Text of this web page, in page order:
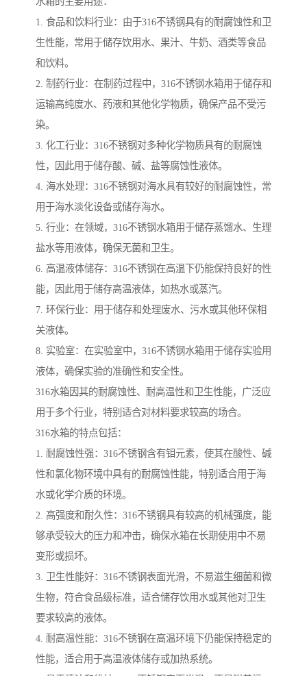
1. 食品和饮料行业：由于316不锈钢具有的耐腐蚀性和卫
生性能，常用于储存饮用水、果汁、牛奶、酒类等食品
和饮料。
2. 制药行业：在制药过程中，316不锈钢水箱用于储存和
运输高纯度水、药液和其他化学物质，确保产品不受污
染。
3. 化工行业：316不锈钢对多种化学物质具有的耐腐蚀
性，因此用于储存酸、碱、盐等腐蚀性液体。
4. 海水处理：316不锈钢对海水具有较好的耐腐蚀性，常
用于海水淡化设备或储存海水。
5. 行业：在领域，316不锈钢水箱用于储存蒸馏水、生理
盐水等用液体，确保无菌和卫生。
6. 高温液体储存：316不锈钢在高温下仍能保持良好的性
能，因此用于储存高温液体，如热水或蒸汽。
7. 环保行业：用于储存和处理废水、污水或其他环保相
关液体。
8. 实验室：在实验室中，316不锈钢水箱用于储存实验用
液体，确保实验的准确性和安全性。
316水箱因其的耐腐蚀性、耐高温性和卫生性能，广泛应
用于多个行业，特别适合对材料要求较高的场合。
316水箱的特点包括：
1. 耐腐蚀性强：316不锈钢含有钼元素，使其在酸性、碱
性和氯化物环境中具有的耐腐蚀性能，特别适合用于海
水或化学介质的环境。
2. 高强度和耐久性：316不锈钢具有较高的机械强度，能
够承受较大的压力和冲击，确保水箱在长期使用中不易
变形或损坏。
3. 卫生性能好：316不锈钢表面光滑，不易滋生细菌和微
生物，符合食品级标准，适合储存饮用水或其他对卫生
要求较高的液体。
4. 耐高温性能：316不锈钢在高温环境下仍能保持稳定的
性能，适合用于高温液体储存或加热系统。